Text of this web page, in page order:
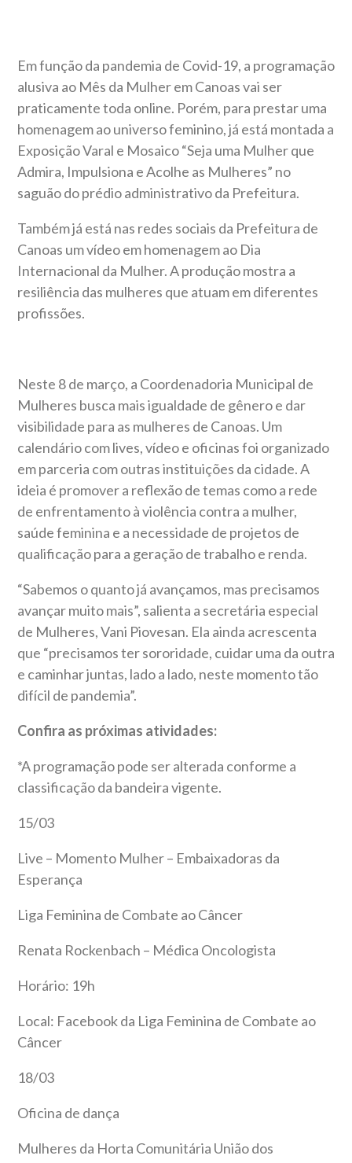
Em função da pandemia de Covid-19, a programação
alusiva ao Mês da Mulher em Canoas vai ser
praticamente toda online. Porém, para prestar uma
homenagem ao universo feminino, já está montada a
Exposição Varal e Mosaico “Seja uma Mulher que
Admira, Impulsiona e Acolhe as Mulheres” no
saguão do prédio administrativo da Prefeitura.
Também já está nas redes sociais da Prefeitura de
Canoas um vídeo em homenagem ao Dia
Internacional da Mulher. A produção mostra a
resiliência das mulheres que atuam em diferentes
profissões.
Neste 8 de março, a Coordenadoria Municipal de
Mulheres busca mais igualdade de gênero e dar
visibilidade para as mulheres de Canoas. Um
calendário com lives, vídeo e oficinas foi organizado
em parceria com outras instituições da cidade. A
ideia é promover a reflexão de temas como a rede
de enfrentamento à violência contra a mulher,
saúde feminina e a necessidade de projetos de
qualificação para a geração de trabalho e renda.
“Sabemos o quanto já avançamos, mas precisamos
avançar muito mais”, salienta a secretária especial
de Mulheres, Vani Piovesan. Ela ainda acrescenta
que “precisamos ter sororidade, cuidar uma da outra
e caminhar juntas, lado a lado, neste momento tão
difícil de pandemia”.
Confira as próximas atividades:
*A programação pode ser alterada conforme a
classificação da bandeira vigente.
15/03
Live – Momento Mulher – Embaixadoras da
Esperança
Liga Feminina de Combate ao Câncer
Renata Rockenbach – Médica Oncologista
Horário: 19h
Local: Facebook da Liga Feminina de Combate ao
Câncer
18/03
Oficina de dança
Mulheres da Horta Comunitária União dos